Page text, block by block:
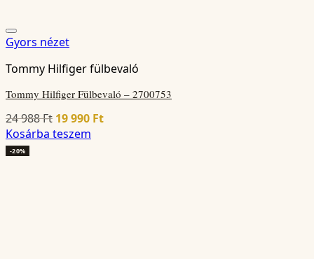
Gyors nézet
Tommy Hilfiger fülbevaló
Tommy Hilfiger Fülbevaló – 2700753
24 988Ft Original
price
19 990 FtCurrent
Kosárba teszem
-20%